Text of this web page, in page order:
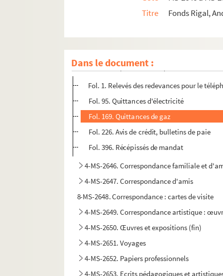
Titre
Fonds Rigal,
Dans le document :
4-MS-2643. Papiers officiels, militaires et
4-MS-2644. Adresses
4-MS-2645. Papiers domestiques
Fol. 1. Relevés des redevances pour le
Fol. 95. Quittances d'électricité
Fol. 169. Quittances de gaz
Fol. 226. Avis de crédit, bulletins de paie
Fol. 396. Récépissés de mandat
4-MS-2646. Correspondance familiale et
4-MS-2647. Correspondance d'amis
8-MS-2648. Correspondance : cartes de visite
4-MS-2649. Correspondance artistique :
4-MS-2650. Œuvres et expositions (fin)
4-MS-2651. Voyages
4-MS-2652. Papiers professionnels
4-MS-2653. Ecrits pédagogiques et